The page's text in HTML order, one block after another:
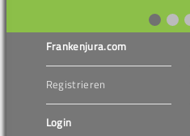
Frankenjura.com
Registrieren
Login